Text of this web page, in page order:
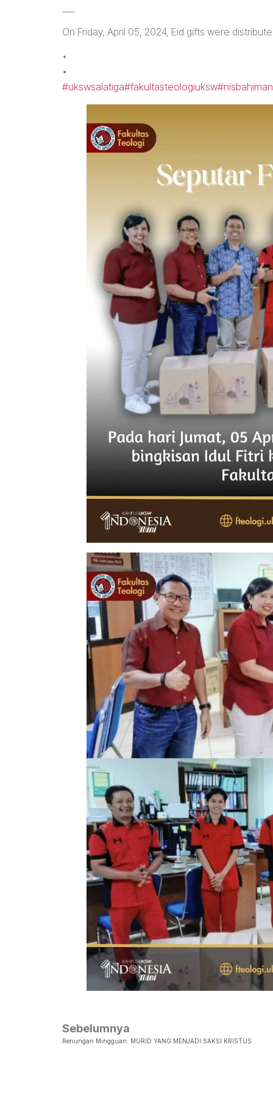
On Friday, April 05, 2024, Eid gifts were
•
•
#ukswsalatiga#fakultasteologiuksw
Sebelumnya
Renungan Mingguan: MURID YANG MENJADI SAKSI KRISTUS